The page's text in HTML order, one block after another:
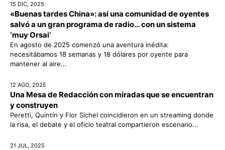
15 DIC, 2025
«Buenas tardes China»: así una comunidad de oyentes
salvó a un gran programa de radio… con un sistema
‘muy Orsai’
En agosto de 2025 comenzó una aventura inédita:
necesitábamos 18 semanas y 18 dólares por oyente para
mantener al aire...
12 AGO, 2025
Una Mesa de Redacción con miradas que se encuentran
y construyen
Peretti, Quintín y Flor Sichel coincidieron en un streaming donde
la risa, el debate y el oficio teatral compartieron escenario...
21 JUL, 2025